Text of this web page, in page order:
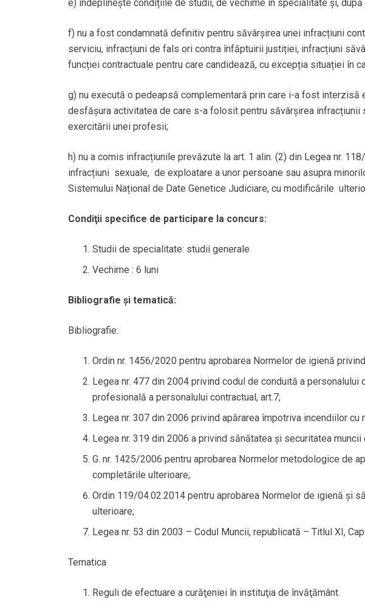
e) îndeplinește condițiile de studii, de vechime în specialitate și,
f) nu a fost condamnată definitiv pentru săvârșirea unei infracțiuni
serviciu, infracțiuni de fals ori contra înfăptuirii justiției, infracțiuni
funcției contractuale pentru care candidează, cu excepția situației în
g) nu execută o pedeapsă complementară prin care i-a fost
desfășura activitatea de care s-a folosit pentru săvârșirea
exercitării unei profesii;
h) nu a comis infracțiunile prevăzute la art. 1 alin. (2) din Legea nr.
infracțiuni sexuale, de exploatare a unor persoane sau asupra
Sistemului Național de Date Genetice Judiciare, cu modificările
Condiţii specifice de participare la concurs:
Studii de specialitate: studii generale
Vechime : 6 luni
Bibliografie şi tematică:
Bibliografie:
Ordin nr. 1456/2020 pentru aprobarea Normelor de igienă
Legea nr. 477 din 2004 privind codul de conduită a
profesională a personalului contractual, art.7;
Legea nr. 307 din 2006 privind apărarea împotriva incendiilor
Legea nr. 319 din 2006 a privind sănătatea şi securitatea
G. nr. 1425/2006 pentru aprobarea Normelor metodologice de
completările ulterioare;
Ordin 119/04.02.2014 pentru aprobarea Normelor de igienă şi
ulterioare;
Legea nr. 53 din 2003 – Codul Muncii, republicată – Titlul XI,
Tematica
Reguli de efectuare a curăţeniei în instituţia de învăţământ.